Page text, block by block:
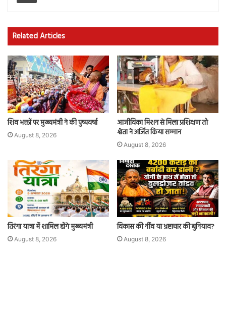
Related Articles
शिव भक्तों पर मुख्यमंत्री ने की पुष्पवर्षा
August 8, 2026
आजीविका मिशन से मिला प्रशिक्षण तो
श्वेता ने अर्जित किया सम्मान
August 8, 2026
तिरंगा यात्रा में शामिल होंगे मुख्यमंत्री
August 8, 2026
विकास की नींव या भ्रष्टाचार की बुनियाद?
August 8, 2026